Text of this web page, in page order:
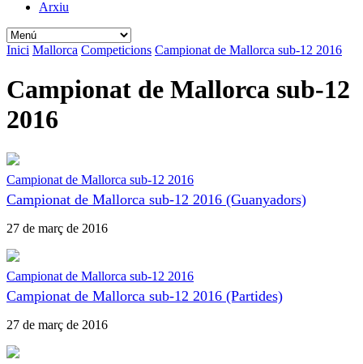
Arxiu
Inici Mallorca Competicions Campionat de Mallorca sub-12 2016
Campionat de Mallorca sub-12
2016
Campionat de Mallorca sub-12 2016
Campionat de Mallorca sub-12 2016 (Guanyadors)
27 de març de 2016
Campionat de Mallorca sub-12 2016
Campionat de Mallorca sub-12 2016 (Partides)
27 de març de 2016